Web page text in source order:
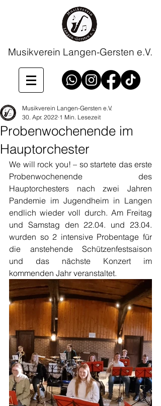
Musikverein Langen-Gersten e.V.
Probenwochenende im
Hauptorchester
Musikverein Langen-Gersten e.V.
30. Apr. 2022 1 Min. Lesezeit
We will rock you! – so startete das erste
Probenwochenende des
Hauptorchesters nach zwei Jahren
Pandemie im Jugendheim in Langen
endlich wieder voll durch. Am Freitag
und Samstag den 22.04. und 23.04.
wurden so 2 intensive Probentage für
die anstehende Schützenfestsaison
und das nächste Konzert im
kommenden Jahr veranstaltet.